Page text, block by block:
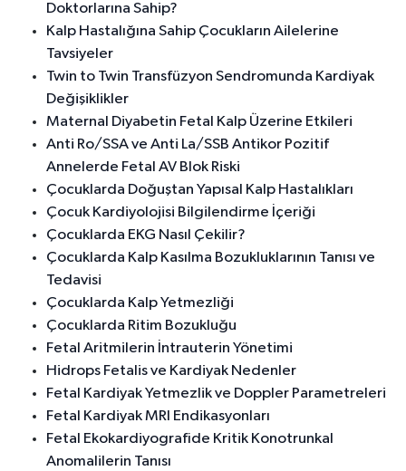
Doktorlarına Sahip?
Kalp Hastalığına Sahip Çocukların Ailelerine
Tavsiyeler
Twin to Twin Transfüzyon Sendromunda Kardiyak
Değişiklikler
Maternal Diyabetin Fetal Kalp Üzerine Etkileri
Anti Ro/SSA ve Anti La/SSB Antikor Pozitif
Annelerde Fetal AV Blok Riski
Çocuklarda Doğuştan Yapısal Kalp Hastalıkları
Çocuk Kardiyolojisi Bilgilendirme İçeriği
Çocuklarda EKG Nasıl Çekilir?
Çocuklarda Kalp Kasılma Bozukluklarının Tanısı ve
Tedavisi
Çocuklarda Kalp Yetmezliği
Çocuklarda Ritim Bozukluğu
Fetal Aritmilerin İntrauterin Yönetimi
Hidrops Fetalis ve Kardiyak Nedenler
Fetal Kardiyak Yetmezlik ve Doppler Parametreleri
Fetal Kardiyak MRI Endikasyonları
Fetal Ekokardiyografide Kritik Konotrunkal
Anomalilerin Tanısı